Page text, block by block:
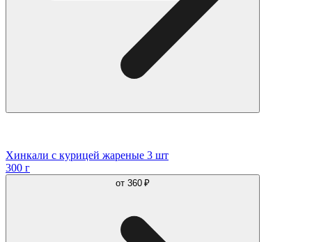
Хинкали с курицей жареные 3 шт
300 г
от 360 ₽